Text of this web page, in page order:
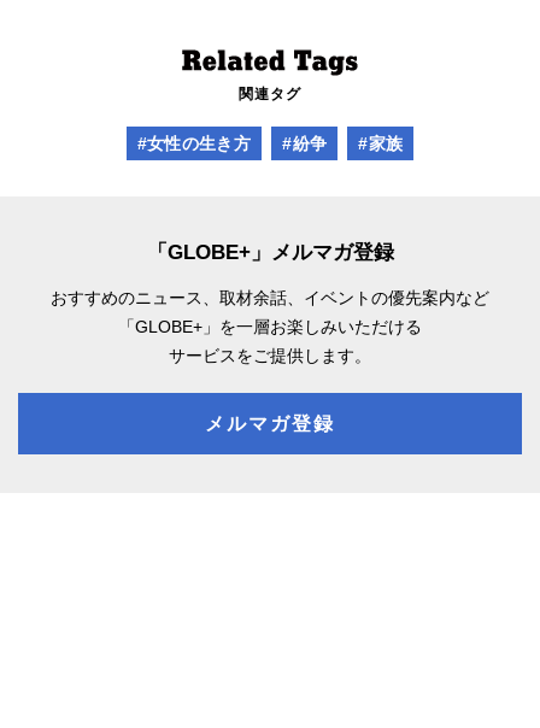
関連タグ
#女性の生き方 #紛争 #家族
「GLOBE+」メルマガ登録
おすすめのニュース、取材余話、 イベントの優先案内など
「GLOBE+」を一層お楽しみいただける
サービスをご提供します。
メルマガ登録